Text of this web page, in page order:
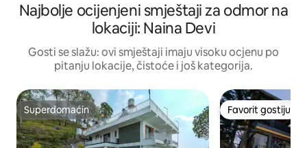
Najbolje ocijenjeni smještaji za odmor na
lokaciji: Naina Devi
Gosti se slažu: ovi smještaji imaju visoku ocjenu po
pitanju lokacije, čistoće i još kategorija.
Superdomaćin
Superdomaćin Favorit gostiju
Favorit gostiju